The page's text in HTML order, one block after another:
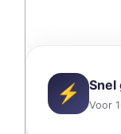
⚡ Snel
Voor